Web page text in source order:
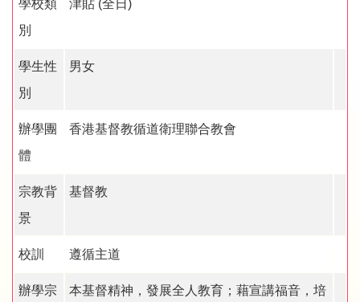
學校類
別
津貼 (全日)
學生性
別
男女
辦學團
體
香港基督教循道衛理聯合教會
宗教背
景
基督教
校訓 遵循主道
辦學宗
本基督精神，發展全人教育；藉宣講福音，培